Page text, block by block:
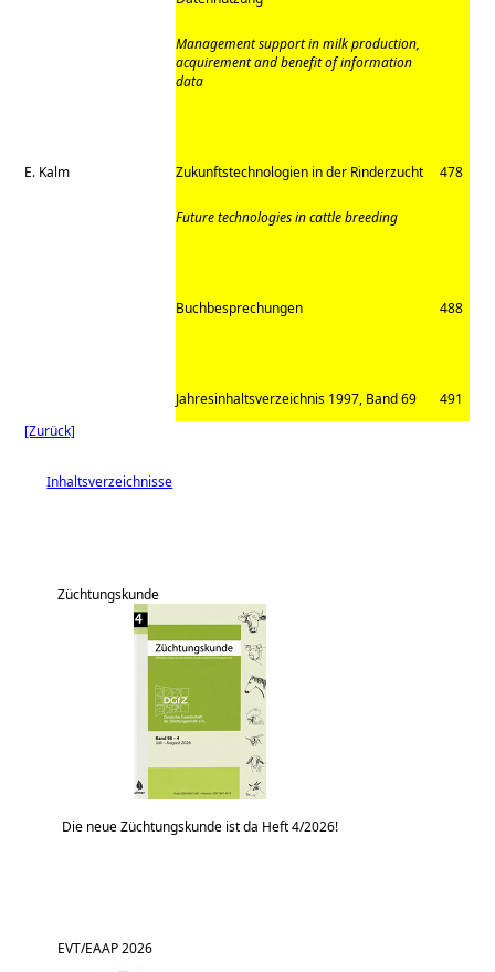
Management support in milk production,
acquirement and benefit of information
data
E. Kalm Zukunftstechnologien in der Rinderzucht 478
Future technologies in cattle breeding
Buchbesprechungen 488
Jahresinhaltsverzeichnis 1997, Band 69
491
[Zurück]
Inhaltsverzeichnisse
Züchtungskunde
Die neue Züchtungskunde ist da Heft 4/2026!
EVT/EAAP 2026